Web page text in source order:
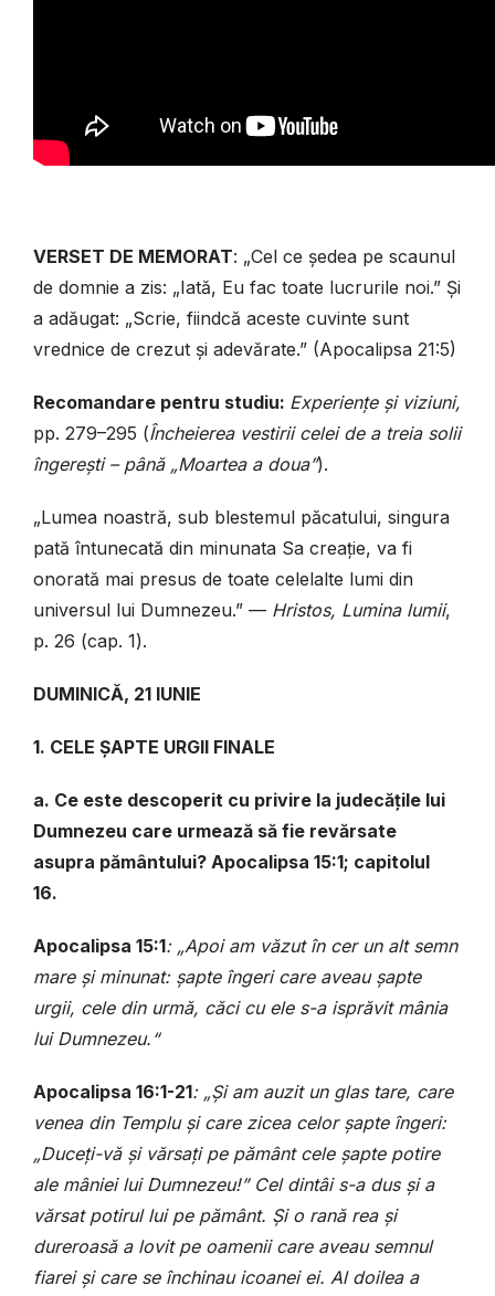
VERSET DE MEMORAT: „Cel ce ședea pe scaunul
de domnie a zis: „Iată, Eu fac toate lucrurile noi.” Și
a adăugat: „Scrie, fiindcă aceste cuvinte sunt
vrednice de crezut și adevărate.” (Apocalipsa 21:5)
Recomandare pentru studiu: Experiențe și viziuni,
pp. 279–295 (Încheierea vestirii celei de a treia solii
îngerești – până „Moartea a doua”).
„Lumea noastră, sub blestemul păcatului, singura
pată întunecată din minunata Sa creație, va fi
onorată mai presus de toate celelalte lumi din
universul lui Dumnezeu.” — Hristos, Lumina lumii,
p. 26 (cap. 1).
DUMINICĂ, 21 IUNIE
1. CELE ȘAPTE URGII FINALE
a. Ce este descoperit cu privire la judecățile lui
Dumnezeu care urmează să fie revărsate
asupra pământului? Apocalipsa 15:1; capitolul
16.
Apocalipsa 15:1: „Apoi am văzut în cer un alt semn
mare și minunat: șapte îngeri care aveau șapte
urgii, cele din urmă, căci cu ele s-a isprăvit mânia
lui Dumnezeu.“
Apocalipsa 16:1-21: „Și am auzit un glas tare, care
venea din Templu și care zicea celor șapte îngeri:
„Duceți-vă și vărsați pe pământ cele șapte potire
ale mâniei lui Dumnezeu!” Cel dintâi s-a dus și a
vărsat potirul lui pe pământ. Și o rană rea și
dureroasă a lovit pe oamenii care aveau semnul
fiarei și care se închinau icoanei ei. Al doilea a